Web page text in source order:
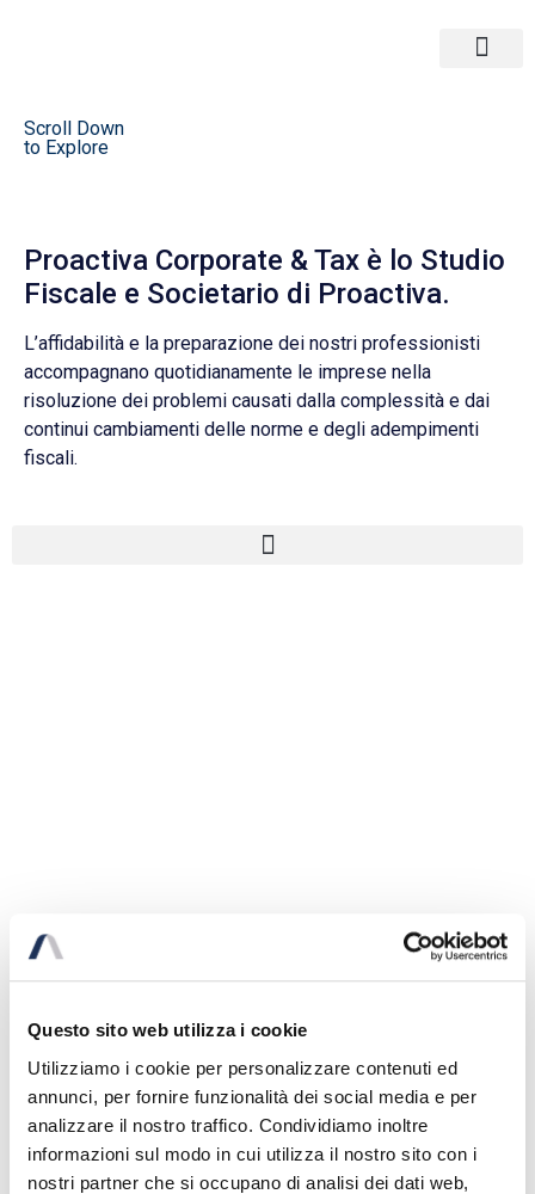
Questo sito web utilizza i cookie
Utilizziamo i cookie per personalizzare contenuti ed
annunci, per fornire funzionalità dei social media e per
analizzare il nostro traffico. Condividiamo inoltre
informazioni sul modo in cui utilizza il nostro sito con i
nostri partner che si occupano di analisi dei dati web,
Scroll Down
to Explore
Proactiva Corporate & Tax è lo Studio
Fiscale e Societario di Proactiva.
L’affidabilità e la preparazione dei nostri professionisti
accompagnano quotidianamente le imprese nella
risoluzione dei problemi causati dalla complessità e dai
continui cambiamenti delle norme e degli adempimenti
fiscali.